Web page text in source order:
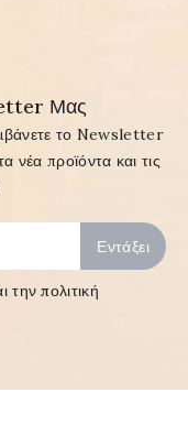
Μας
το Newsletter
νέα προϊόντα και τις
πολιτική